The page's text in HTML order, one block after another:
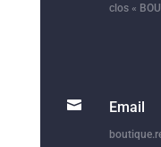
clos «
 Email